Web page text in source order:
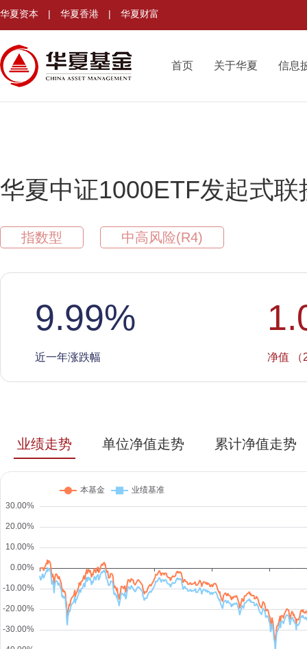
华夏资本 | 华夏香港 | 华夏财富
首页 关于华夏 信息
华夏中证1000ETF发起式联
指数型 中高风险(R4)
9.99%
近一年涨跌幅 净值 （
业绩走势 单位净值走势 累计净值走势